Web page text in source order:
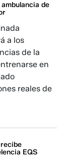
de
a los
de la
en
reales de
EQS